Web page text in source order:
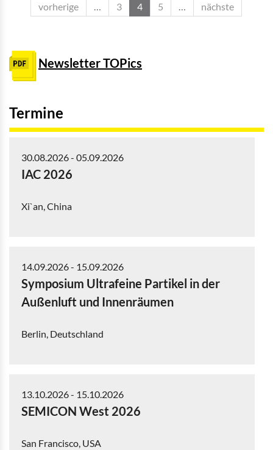
vorherige … 3 4 5 … nächste
Newsletter TOPics
Termine
30.08.2026- 05.09.2026
IAC 2026
Xi`an, China
14.09.2026- 15.09.2026
Symposium Ultrafeine Partikel in der
Außenluft und Innenräumen
Berlin, Deutschland
13.10.2026- 15.10.2026
SEMICON West 2026
San Francisco, USA